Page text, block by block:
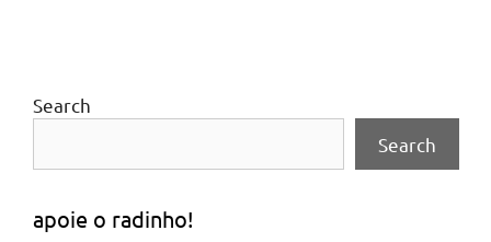
Search
Search
apoie o radinho!